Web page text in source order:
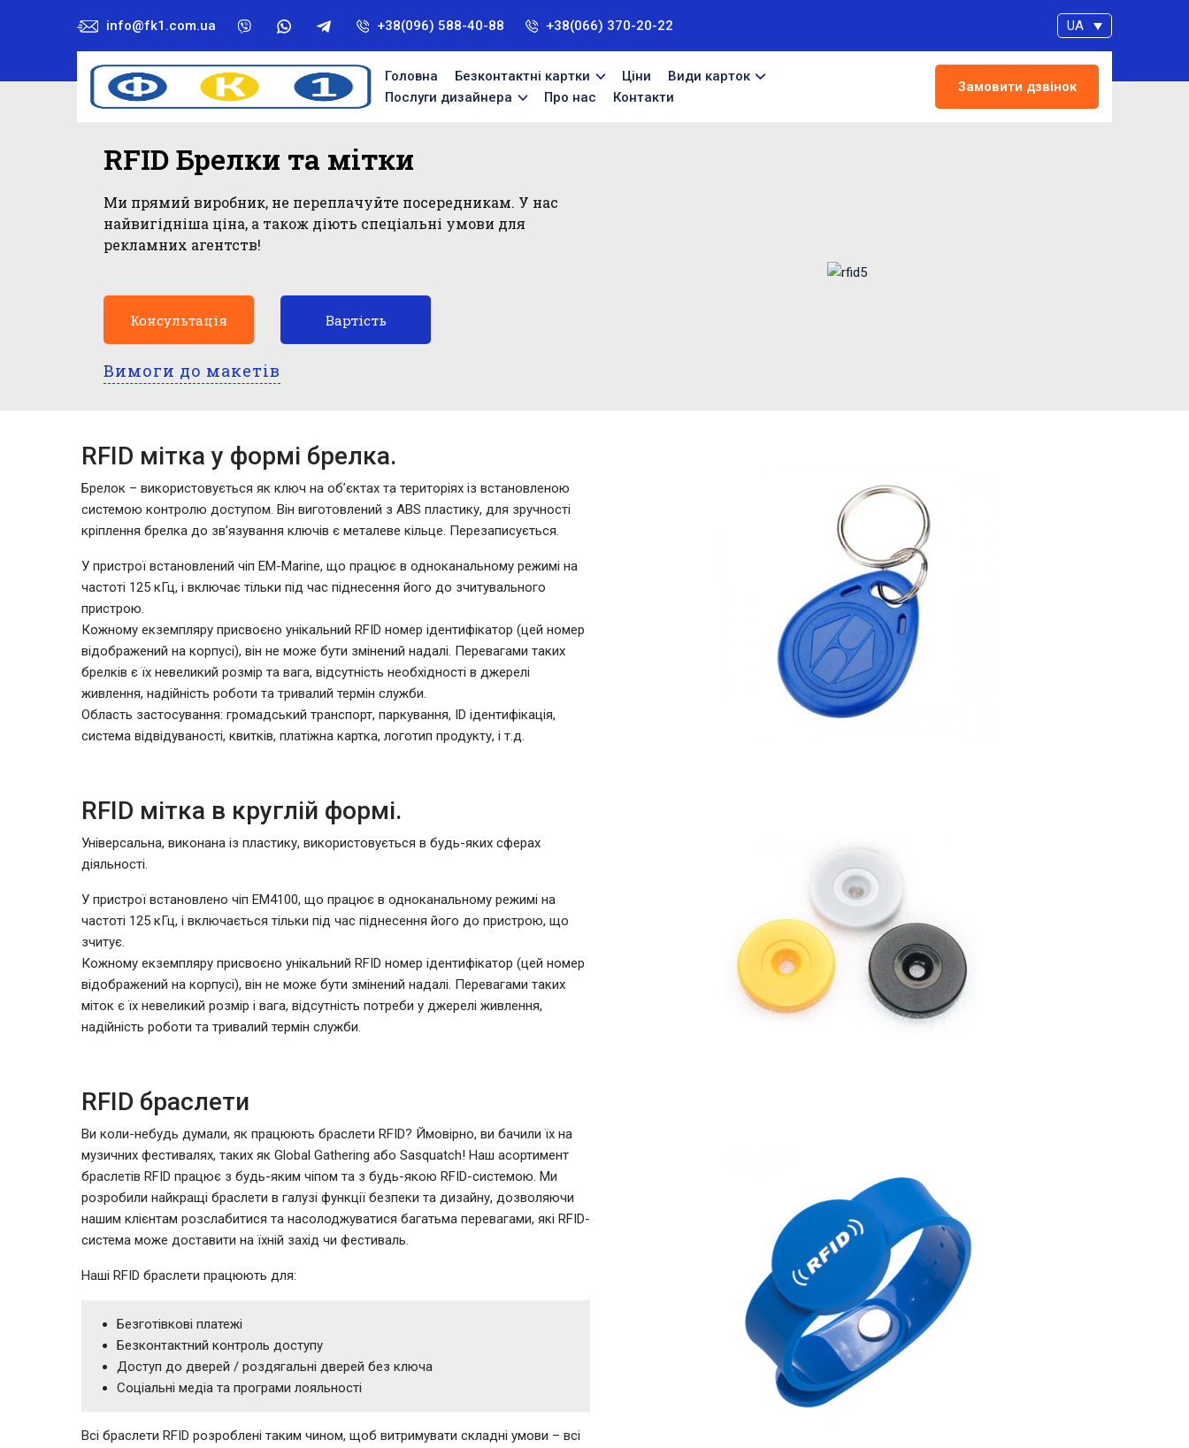
info@fk1.com.ua +38(096) 588-40-88 +38(066) 370-20-22 UA
Головна Безконтактні картки Ціни
Види карток
Послуги дизайнера
Про нас Контакти
Замовити дзвінок
RFID Брелки та мітки
Ми прямий виробник, не переплачуйте посередникам. У нас
найвигідніша ціна, а також діють спеціальні умови для
рекламних агентств!
Вимоги до макетів
Консультація Вартість
RFID мітка у формі брелка.
Брелок – використовується як ключ на об’єктах та територіях із встановленою
системою контролю доступом. Він виготовлений з ABS пластику, для зручності
кріплення брелка до зв’язування ключів є металеве кільце. Перезаписується.
У пристрої встановлений чіп EM-Marine, що працює в одноканальному режимі на
частоті 125 кГц, і включає тільки під час піднесення його до зчитувального
пристрою.
Кожному екземпляру присвоєно унікальний RFID номер ідентифікатор (цей номер
відображений на корпусі), він не може бути змінений надалі. Перевагами таких
брелків є їх невеликий розмір та вага, відсутність необхідності в джерелі
живлення, надійність роботи та тривалий термін служби.
Область застосування: громадський транспорт, паркування, ID ідентифікація,
система відвідуваності, квитків, платіжна картка, логотип продукту, і т.д.
RFID мітка в круглій формі.
Універсальна, виконана із пластику, використовується в будь-яких сферах
діяльності.
У пристрої встановлено чіп EM4100, що працює в одноканальному режимі на
частоті 125 кГц, і включається тільки під час піднесення його до пристрою, що
зчитує.
Кожному екземпляру присвоєно унікальний RFID номер ідентифікатор (цей номер
відображений на корпусі), він не може бути змінений надалі. Перевагами таких
міток є їх невеликий розмір і вага, відсутність потреби у джерелі живлення,
надійність роботи та тривалий термін служби.
RFID браслети
Ви коли-небудь думали, як працюють браслети RFID? Ймовірно, ви бачили їх на
музичних фестивалях, таких як Global Gathering або Sasquatch! Наш асортимент
браслетів RFID працює з будь-яким чіпом та з будь-якою RFID-системою. Ми
розробили найкращі браслети в галузі функції безпеки та дизайну, дозволяючи
нашим клієнтам розслабитися та насолоджуватися багатьма перевагами, які RFID-
система може доставити на їхній захід чи фестиваль.
Наші RFID браслети працюють для:
Безготівкові платежі
Безконтактний контроль доступу
Доступ до дверей / роздягальні дверей без ключа
Соціальні медіа та програми лояльності
Всі браслети RFID розроблені таким чином, щоб витримувати складні умови – всі